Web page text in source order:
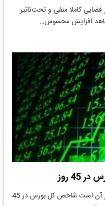
کاملا منفی و تحت‌تاثیر
شاهد افزایش محسوس…
دنیای معدن: گزارش‌های آماری حاکی از آن است شاخص کل بورس در 45